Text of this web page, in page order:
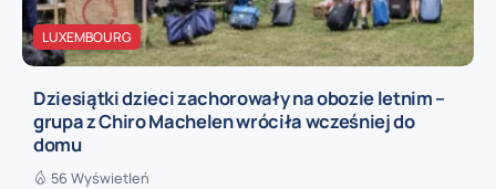
LUXEMBOURG
Dziesiątki dzieci zachorowały na obozie letnim –
grupa z Chiro Machelen wróciła wcześniej do
domu
56 Wyświetleń